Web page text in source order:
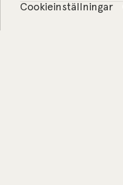
Cookieinställningar